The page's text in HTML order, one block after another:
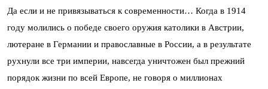
Да если и не привязываться к современности… Когда в 1914
году молились о победе своего оружия католики в Австрии,
лютеране в Германии и православные в России, а в результате
рухнули все три империи, навсегда уничтожен был прежний
порядок жизни по всей Европе, не говоря о миллионах